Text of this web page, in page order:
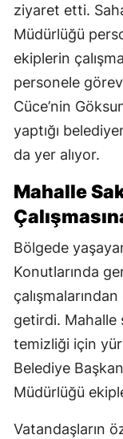
ziyaret etti.
Müdürlüğü
ekiplerin
personele
Cüce’nin
yaptığı
da yer alıyor.
Mahalle
Bölgede
Konutlarında
getirdi. Mahalle
temizliği için
Belediye
Müdürlüğü
Vatandaşların